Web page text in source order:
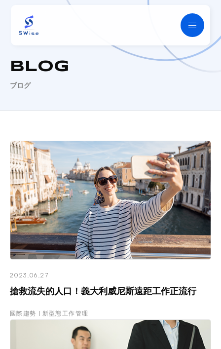
BLOG
ブログ
2023.06.27
搶救流失的人口！義大利威尼斯遠距工作正流行
國際趨勢 新型態工作管理